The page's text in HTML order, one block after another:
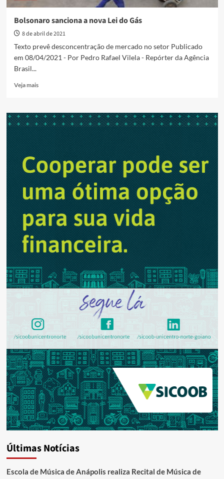
Bolsonaro sanciona a nova Lei do Gás
8 de abril de 2021
Texto prevê desconcentração de mercado no setor Publicado
em 08/04/2021 - Por Pedro Rafael Vilela - Repórter da Agência
Brasil...
Veja maisRead
Bolsonaro
sanciona
do
Gás
Últimas Notícias
Escola de Música de Anápolis realiza Recital de Música de